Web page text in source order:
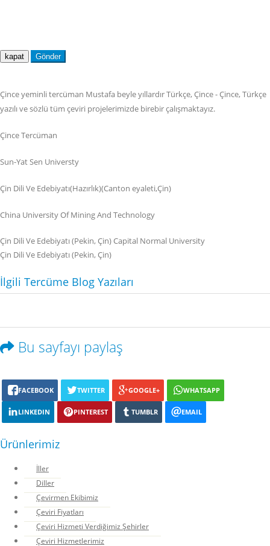
kapat Gönder
Çince yeminli tercüman Mustafa beyle yıllardır Türkçe, Çince - Çince, Türkçe
yazılı ve sözlü tüm çeviri projelerimizde birebir çalışmaktayız.
Çince Tercüman
Sun-Yat Sen Universty
Çin Dili Ve Edebiyatı(Hazırlık)(Canton eyaleti,Çin)
China University Of Mining And Technology
Çin Dili Ve Edebiyatı (Pekin, Çin) Capital Normal University
Çin Dili Ve Edebiyatı (Pekin, Çin)
İlgili Tercüme Blog Yazıları
Bu sayfayı paylaş
FACEBOOK TWITTER GOOGLE+ WHATSAPP
LINKEDIN PINTEREST TUMBLR EMAIL
Ürünlerimiz
İller
Diller
Çevirmen Ekibimiz
Çeviri Fiyatları
Çeviri Hizmeti Verdiğimiz Şehirler
Çeviri Hizmetlerimiz